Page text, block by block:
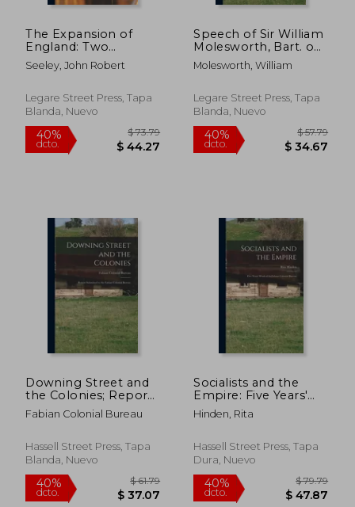
40% 45%
40%
dcto.
$ 150.69 40%
dcto.
The Expansion of
England: Two
Courses of Lectures
(en Inglés)
Seeley, John Robert
Legare Street Press, Tapa
Blanda, Nuevo
Speech of Sir William
Molesworth, Bart. on
Transportation
[microform] (en
Molesworth, William
Legare Street Press, Tapa
Blanda, Nuevo
Downing Street and
the Colonies; Report
Submitted to the
Fabian Colonial
Fabian Colonial Bureau
Hassell Street Press, Tapa
Blanda, Nuevo
Socialists and the
Empire: Five Years'
Work of TheFabian
Colonial Bureau (en
Hinden, Rita
Hassell Street Press, Tapa
Dura, Nuevo